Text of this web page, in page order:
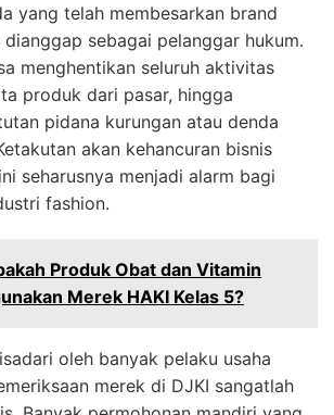
yang telah membesarkan brand
sebagai pelanggar hukum.
menghentikan seluruh aktivitas
produk dari pasar, hingga
pidana kurungan atau denda
akan kehancuran bisnis
seharusnya menjadi alarm bagi
fashion.
Produk Obat dan Vitamin
Merek HAKI Kelas 5?
oleh banyak pelaku usaha
merek di DJKI sangatlah